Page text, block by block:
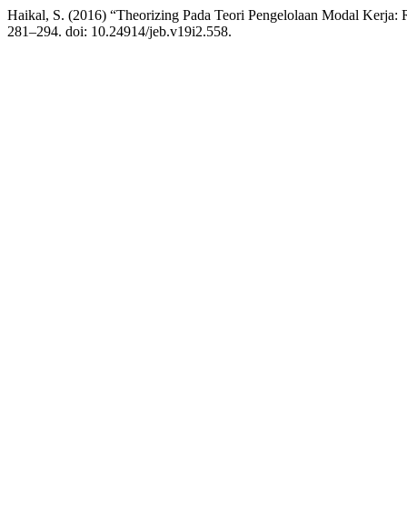
Haikal, S. (2016) “Theorizing Pada Teori Pengelolaan Modal
281–294. doi: 10.24914/jeb.v19i2.558.